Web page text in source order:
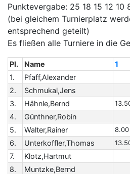
Punktevergabe: 25 18 15 12 10
(bei gleichem Turnierplatz
entsprechend geteilt)
Es fließen alle Turniere in die
Pl. Name 1
1.
Pfaff,Alexander
2.
Schmukal,Jens
3.
Hähnle,Bernd
4. Günthner,Robin
5. Walter,Rainer 8.00
6. Unterkoffler,Thomas
7.
Klotz,Hartmut
8.
Muntzke,Bernd